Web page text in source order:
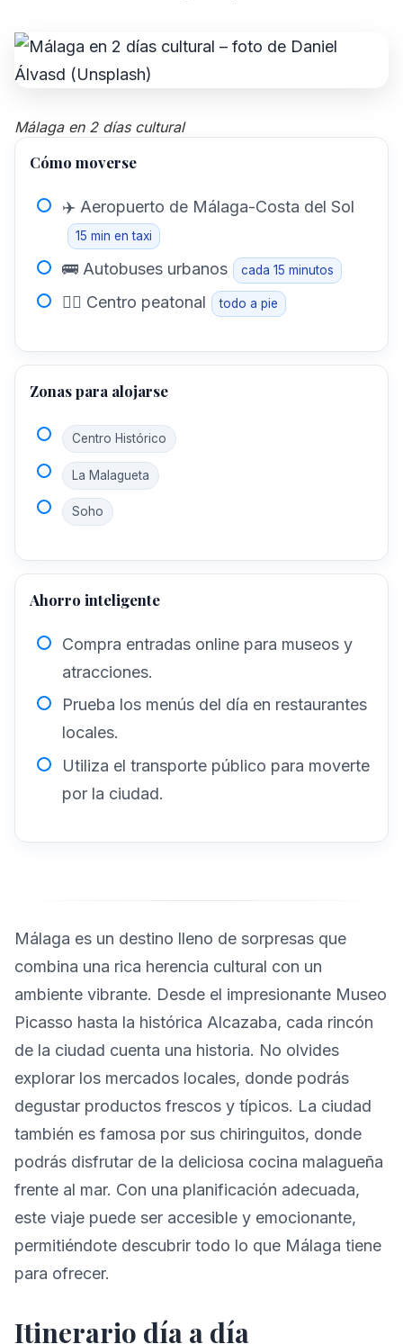
Málaga en 2 días cultural
Cómo moverse
✈️ Aeropuerto de Málaga-Costa del Sol
15 min en taxi
🚌 Autobuses urbanos cada 15 minutos
🚶‍♂️ Centro peatonal todo a pie
Zonas para alojarse
Centro Histórico
La Malagueta
Soho
Ahorro inteligente
Compra entradas online para museos y
atracciones.
Prueba los menús del día en restaurantes
locales.
Utiliza el transporte público para moverte
por la ciudad.
Málaga es un destino lleno de sorpresas que
combina una rica herencia cultural con un
ambiente vibrante. Desde el impresionante Museo
Picasso hasta la histórica Alcazaba, cada rincón
de la ciudad cuenta una historia. No olvides
explorar los mercados locales, donde podrás
degustar productos frescos y típicos. La ciudad
también es famosa por sus chiringuitos, donde
podrás disfrutar de la deliciosa cocina malagueña
frente al mar. Con una planificación adecuada,
este viaje puede ser accesible y emocionante,
permitiéndote descubrir todo lo que Málaga tiene
para ofrecer.
Itinerario día a día